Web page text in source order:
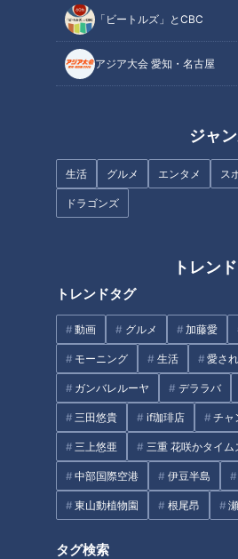
「ビートルズ」とCBC
アジア大会 愛知・名古屋
ジャ
生活 グルメ エンタメ ス
ドラゴンズ
トレン
トレンドタグ
動画 グルメ 加藤愛
モーニング 生活 愛さ
ガンバレルーヤ デララバ
三田悠貴 if珈琲店 チャ
三上悠亜 三重 花咲かタイム
中部国際空港 伊豆半島
東山動植物園 根尾昂
タグ検索
“可児の竜”がエースになる日を
信じて― ドラゴンズ勝野昌慶を
全力で応援するコラム
開幕6試合を勝率5割キープ！新
生・与田ドラゴンズ野球の姿と
ドラ
能性
柳史上最高の投球フォームに到
達した道のりと竜投手陣再建に
自らが果たすべき役割、そして
悩める後輩・高橋宏斗へのエー
ル― ドラゴンズ柳裕也が語り尽
くしたサンドラ独占インタビュ
落合
―。
復活
タグ
中日ドラゴンズ サンデードラゴン
サンドラを観られなかった全国のドラ
根尾昂